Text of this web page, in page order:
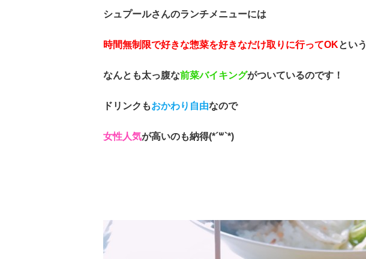
シュプールさんのランチメニューには
時間無制限で好きな惣菜を好きなだけ取りに行ってOKという
なんとも太っ腹な前菜バイキングがついているのです！
ドリンクもおかわり自由なので
女性人気が高いのも納得(*´꒳`*)